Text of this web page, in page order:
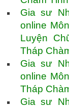
Gia sư
online
Luyện
Tháp
Gia sư
online
Tháp
Gia sư